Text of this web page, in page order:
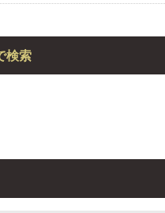
検索